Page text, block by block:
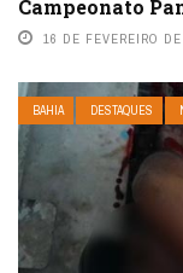
Campeonato
16 DE FEVEREIRO
BAHIA DESTAQUES